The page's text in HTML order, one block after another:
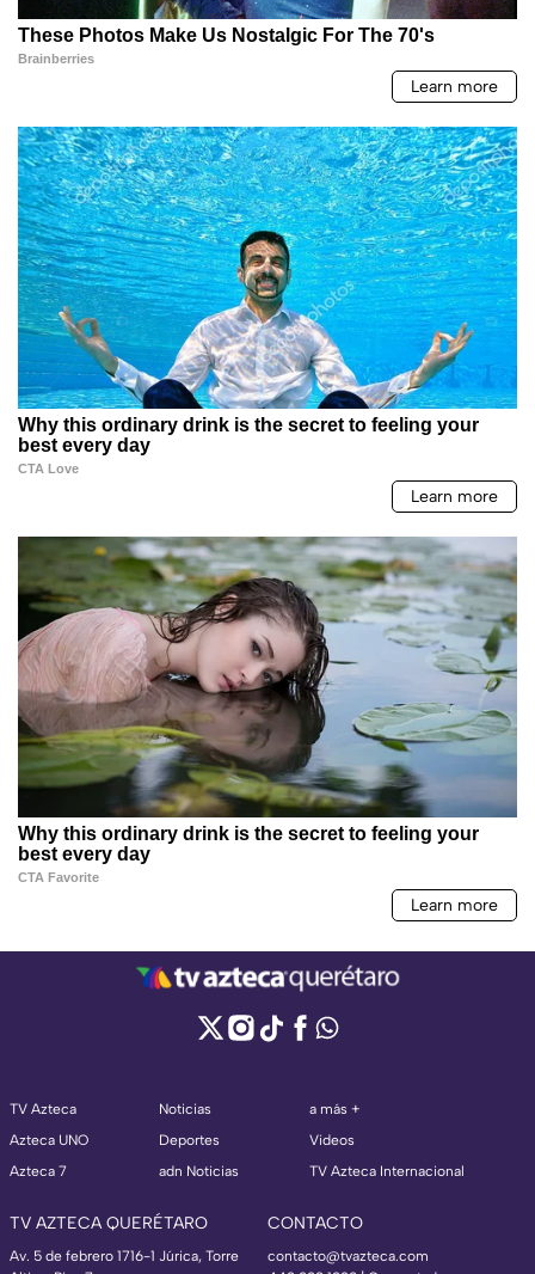
TV Azteca
Azteca UNO
Azteca 7
Noticias
Deportes
adn Noticias
a más +
Videos
TV Azteca Internacional
TV AZTECA QUERÉTARO
Av. 5 de febrero 1716-1 Júrica, Torre
CONTACTO
contacto@tvazteca.com